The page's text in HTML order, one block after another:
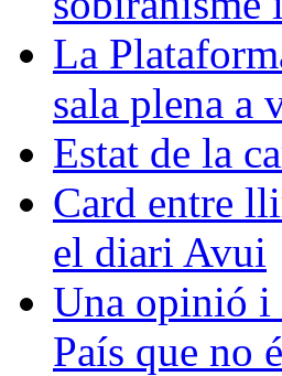
La
sala plena a
Estat de la
Card entre
el diari Avui
Una opinió i
País que no